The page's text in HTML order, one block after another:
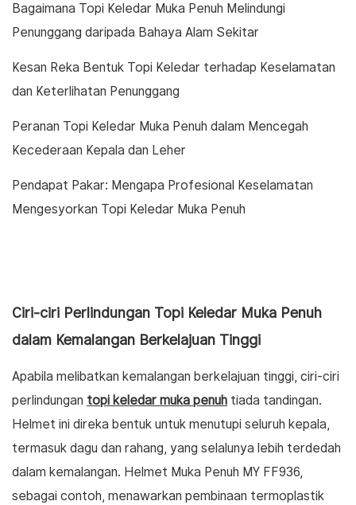
Bagaimana Topi Keledar Muka Penuh Melindungi
Penunggang daripada Bahaya Alam Sekitar
Kesan Reka Bentuk Topi Keledar terhadap Keselamatan
dan Keterlihatan Penunggang
Peranan Topi Keledar Muka Penuh dalam Mencegah
Kecederaan Kepala dan Leher
Pendapat Pakar: Mengapa Profesional Keselamatan
Mengesyorkan Topi Keledar Muka Penuh
Ciri-ciri Perlindungan Topi Keledar Muka Penuh
dalam Kemalangan Berkelajuan Tinggi
Apabila melibatkan kemalangan berkelajuan tinggi, ciri-ciri
perlindungan topi keledar muka penuh tiada tandingan.
Helmet ini direka bentuk untuk menutupi seluruh kepala,
termasuk dagu dan rahang, yang selalunya lebih terdedah
dalam kemalangan. Helmet Muka Penuh MY FF936,
sebagai contoh, menawarkan pembinaan termoplastik